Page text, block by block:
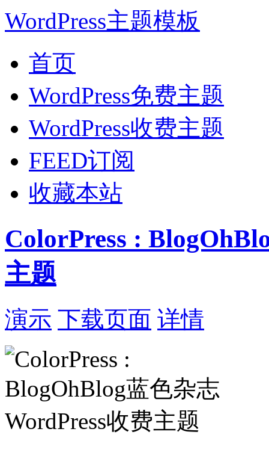
WordPress主题模板
首页
WordPress免费主题
WordPress收费主题
FEED订阅
收藏本站
ColorPress :
主题
演示 下载页面 详情